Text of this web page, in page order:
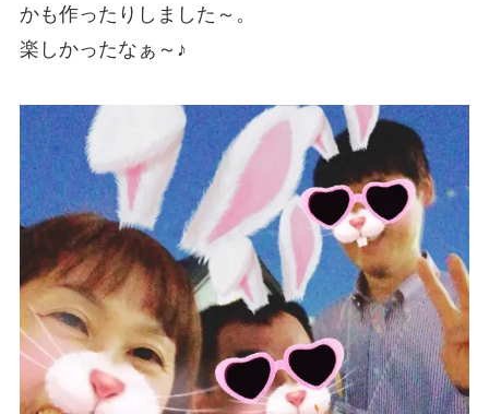
かも作ったりしました～。
楽しかったなぁ～♪